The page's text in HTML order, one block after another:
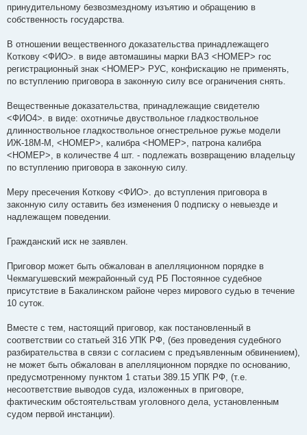
принудительному безвозмездному изъятию и обращению в
собственность государства.
В отношении вещественного доказательства принадлежащего
Коткову <ФИО>. в виде автомашины марки ВАЗ <НОМЕР> гос
регистрационный знак <НОМЕР> РУС, конфискацию не применять,
по вступлению приговора в законную силу все ограничения снять.
Вещественные доказательства, принадлежащие свидетелю
<ФИО4>. в виде: охотничье двуствольное гладкоствольное
длинноствольное гладкоствольное огнестрельное ружье модели
ИЖ-18М-М, <НОМЕР>, калибра <НОМЕР>, патрона калибра
<НОМЕР>, в количестве 4 шт. - подлежать возвращению владельцу
по вступлению приговора в законную силу.
Меру пресечения Коткову <ФИО>. до вступления приговора в
законную силу оставить без изменения 0 подписку о невыезде и
надлежащем поведении.
Гражданский иск не заявлен.
Приговор может быть обжалован в апелляционном порядке в
Чекмагушевский межрайонный суд РБ Постоянное судебное
присутствие в Бакалинском районе через мирового судью в течение
10 суток.
Вместе с тем, настоящий приговор, как постановленный в
соответствии со статьей 316 УПК РФ, (без проведения судебного
разбирательства в связи с согласием с предъявленным обвинением),
не может быть обжалован в апелляционном порядке по основанию,
предусмотренному пунктом 1 статьи 389.15 УПК РФ, (т.е.
несоответствие выводов суда, изложенных в приговоре,
фактическим обстоятельствам уголовного дела, установленным
судом первой инстанции).